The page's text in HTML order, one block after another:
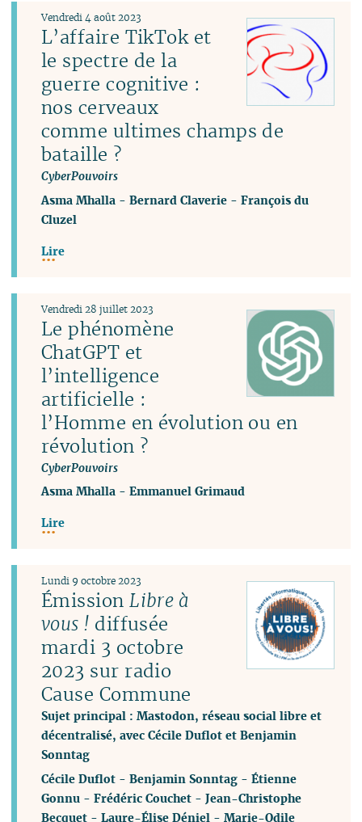
L’affaire TikTok et
le spectre de la
guerre cognitive :
nos cerveaux
comme ultimes champs de
bataille ?
CyberPouvoirs
Vendredi 4 août 2023
Asma Mhalla -Bernard Claverie -François du
Cluzel
Lire
Le phénomène
ChatGPT et
l’intelligence
artificielle :
l’Homme en évolution ou en
révolution ?
CyberPouvoirs
Vendredi 28 juillet 2023
Asma Mhalla -Emmanuel Grimaud
Lire
ÉmissionLibre à
vous ! diffusée
mardi 3 octobre
2023 sur radio
Cause Commune
Sujet principal : Mastodon, réseau social libre et
décentralisé, avec Cécile Duflot et Benjamin
Sonntag
Lundi 9 octobre 2023
Cécile Duflot -Benjamin Sonntag -Étienne
Gonnu -Frédéric Couchet -Jean-Christophe
Becquet -Laure-Élise Déniel -Marie-Odile